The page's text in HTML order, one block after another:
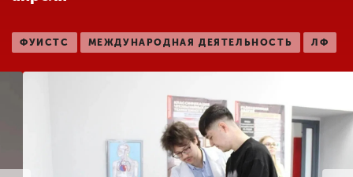
Студенческая жизнь
образовательной
организации
ФУИСТС МЕЖДУНАРОДНАЯ ДЕЯТЕЛЬНОСТЬ ЛФ